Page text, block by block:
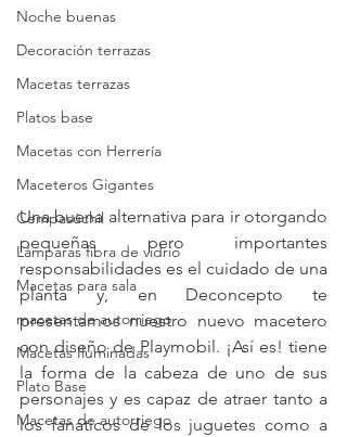
Noche buenas
Decoración terrazas
Macetas terrazas
Platos base
Macetas con Herrería
Maceteros Gigantes
Cempasúchil
Lámparas fibra de vidrio
Macetas para sala
macetas de autorriego
Macetas Iluminadas
Plato Base
Macetas de autorriego
Una buena alternativa para ir otorgando
pequeñas pero importantes
responsabilidades es el cuidado de una
planta y, en Deconcepto te
presentamos nuestro nuevo macetero
con diseño de Playmobil. ¡Así es! tiene
la forma de la cabeza de uno de sus
personajes y es capaz de atraer tanto a
los fanáticos de los juguetes como a